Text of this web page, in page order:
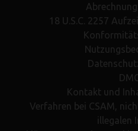
18 U.S.C. 2257
Kontakt und
Verfahren bei CSAM,
illegalen